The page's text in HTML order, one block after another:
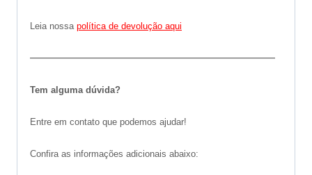
Leia nossa política de devolução aqui
———————————————————–
Tem alguma dúvida?
Entre em contato que podemos ajudar!
Confira as informações adicionais abaixo: